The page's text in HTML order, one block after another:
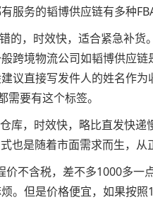
务的韬博供应链有多种
的，时效快，适合紧急补
跨境物流公司如韬博供应
议直接写发件人的姓名作
要有这个标签。
库，时效快，略比直发快
是随着市面需求而生，
不含税，差不多1000多
。但是价格便宜，如果按